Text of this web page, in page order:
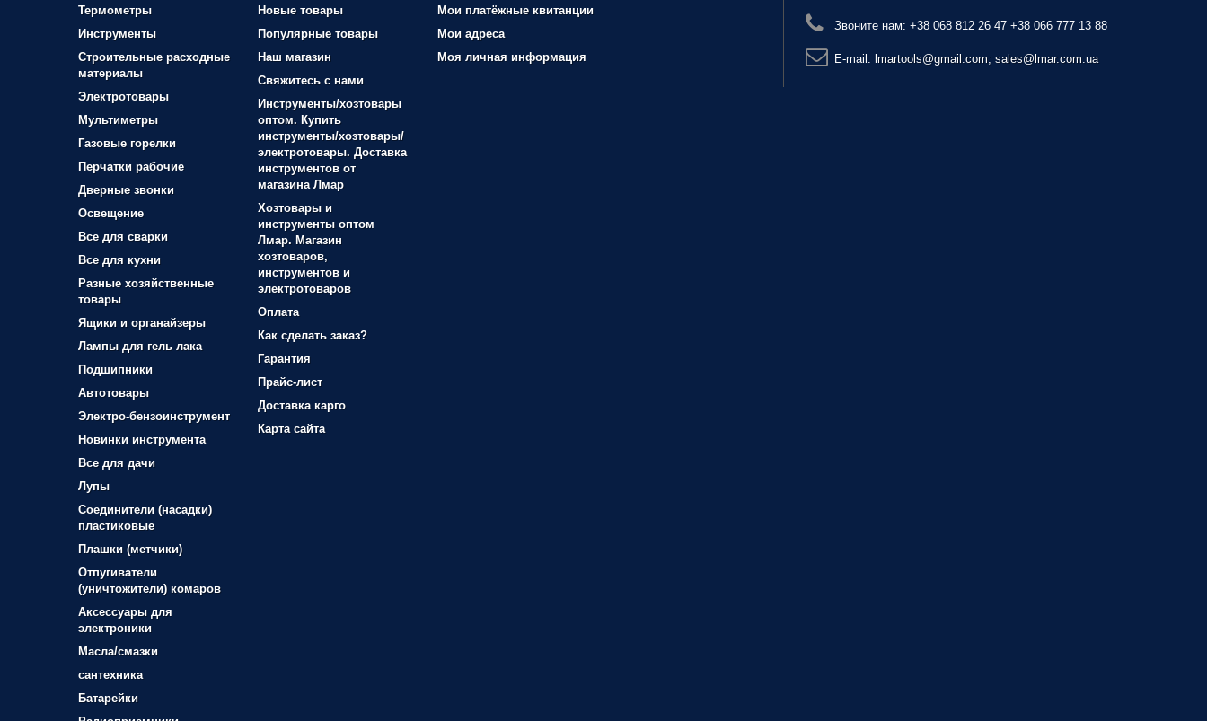
Термометры
Инструменты
Строительные расходные
материалы
Электротовары
Мультиметры
Газовые горелки
Перчатки рабочие
Дверные звонки
Освещение
Все для сварки
Все для кухни
Разные хозяйственные
товары
Ящики и органайзеры
Лампы для гель лака
Подшипники
Автотовары
Электро-бензоинструмент
Новинки инструмента
Все для дачи
Лупы
Соединители (насадки)
пластиковые
Плашки (метчики)
Отпугиватели
(уничтожители) комаров
Аксессуары для
электроники
Масла/смазки
сантехника
Батарейки
Новые товары
Популярные товары
Наш магазин
Свяжитесь с нами
Инструменты/хозтовары
оптом. Купить
инструменты/хозтовары/
электротовары. Доставка
инструментов от
магазина Лмар
Хозтовары и
инструменты оптом
Лмар. Магазин
хозтоваров,
инструментов и
электротоваров
Оплата
Как сделать заказ?
Гарантия
Прайс-лист
Доставка карго
Карта сайта
Мои платёжные квитанции
Мои адреса
Моя личная информация
Звоните нам: +38 068 812 26 47 +38 066 777 13 88
E-mail: lmartools@gmail.com; sales@lmar.com.ua